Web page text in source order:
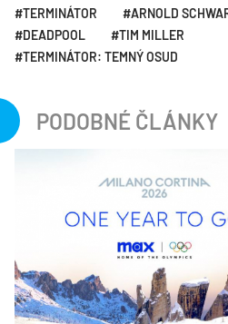
TERMINÁTOR
ARNOLD
DEADPOOL
TIM MILLER
TERMINÁTOR: TEMNÝ OSUD
PODOBNÉ ČLÁNKY